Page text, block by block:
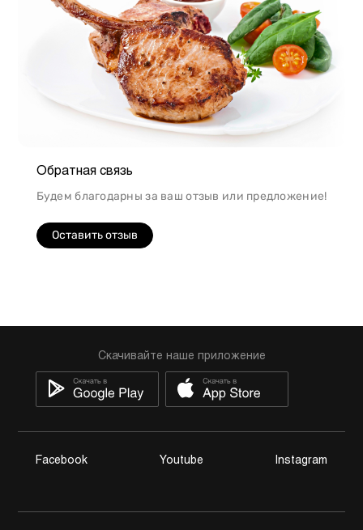
Обратная связь
Будем благодарны за ваш отзыв или предложение!
Оставить отзыв
Скачивайте наше приложение
Facebook Youtube Instagram